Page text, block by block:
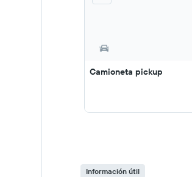
Camioneta pickup
Información útil